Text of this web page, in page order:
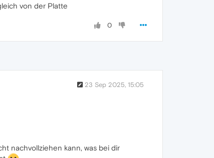
von der Platte
0
23 Sep 2025, 15:05
nachvollziehen kann, was bei dir